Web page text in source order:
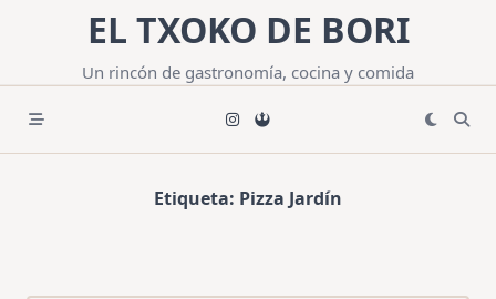
contenido
EL TXOKO DE BORI
Un rincón de gastronomía, cocina y comida
Etiqueta: Pizza Jardín